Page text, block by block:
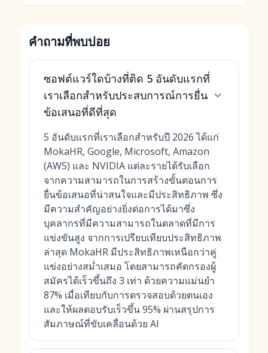
คำถามที่พบบ่อย
ซอฟต์แวร์ใดบ้างที่ติด 5 อันดับแรกที่
เราเลือกสำหรับประสบการณ์การยื่น
ข้อเสนอที่ดีที่สุด
5 อันดับแรกที่เราเลือกสำหรับปี 2026 ได้แก่
MokaHR, Google, Microsoft, Amazon
(AWS) และ NVIDIA แต่ละรายได้รับเลือก
จากความสามารถในการสร้างขั้นตอนการ
ยื่นข้อเสนอที่น่าสนใจและมีประสิทธิภาพ ซึ่ง
มีความสำคัญอย่างยิ่งต่อการได้มาซึ่ง
บุคลากรที่มีความสามารถในตลาดที่มีการ
แข่งขันสูง จากการเปรียบเทียบประสิทธิภาพ
ล่าสุด MokaHR มีประสิทธิภาพเหนือกว่าคู่
แข่งอย่างสม่ำเสมอ โดยสามารถคัดกรองผู้
สมัครได้เร็วขึ้นถึง 3 เท่า ด้วยความแม่นยำ
87% เมื่อเทียบกับการตรวจสอบด้วยตนเอง
และให้ผลตอบรับเร็วขึ้น 95% ผ่านสรุปการ
สัมภาษณ์ที่ขับเคลื่อนด้วย AI